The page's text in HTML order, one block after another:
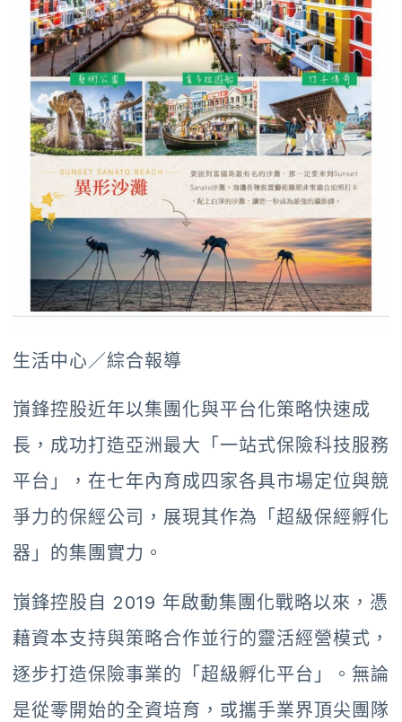
生活中心／綜合報導
嵿鋒控股近年以集團化與平台化策略快速成
長，成功打造亞洲最大「一站式保險科技服務
平台」，在七年內育成四家各具市場定位與競
爭力的保經公司，展現其作為「超級保經孵化
器」的集團實力。
嵿鋒控股自 2019 年啟動集團化戰略以來，憑
藉資本支持與策略合作並行的靈活經營模式，
逐步打造保險事業的「超級孵化平台」。無論
是從零開始的全資培育，或攜手業界頂尖團隊